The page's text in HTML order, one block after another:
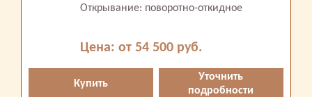
Открывание: поворотно-откидное
Цена: от 54 500 руб.
Купить
Уточнить
подробности